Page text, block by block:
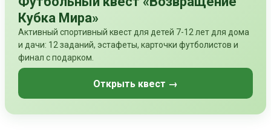
Кубка Мира»
Активный спортивный квест для детей 7-12 лет для дома
и дачи: 12 заданий, эстафеты, карточки футболистов и
финал с подарком.
Открыть квест →